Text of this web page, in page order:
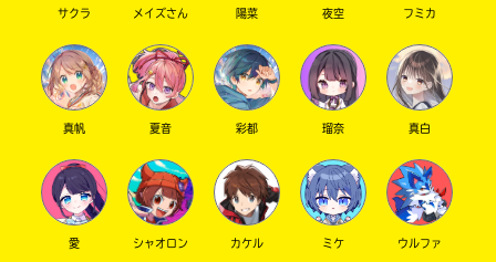
サクラ メイズさん 陽菜 夜空 フミカ
真帆 夏音 彩都 瑠奈 真白
愛 シャオロン カケル ミケ ウルファ